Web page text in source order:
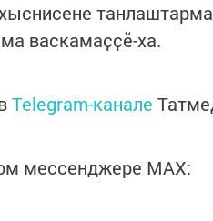
васкамаҫҫӗ-ха.
Telegram-канале
мессенджере MАХ: